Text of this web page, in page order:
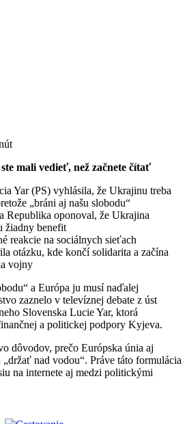
mali vedieť, než začnete čítať
Yar (PS) vyhlásila, že Ukrajinu treba
„bráni aj našu slobodu“
Republika oponoval, že Ukrajina
žiadny benefit
reakcie na sociálnych sieťach
otázku, kde končí solidarita a začína
vojny
a Európa ju musí naďalej
zaznelo v televíznej debate z úst
Slovenska Lucie Yar, ktorá
a politickej podpory Kyjeva.
dôvodov, prečo Európska únia aj
nad vodou“. Práve táto formulácia
na internete aj medzi politickými